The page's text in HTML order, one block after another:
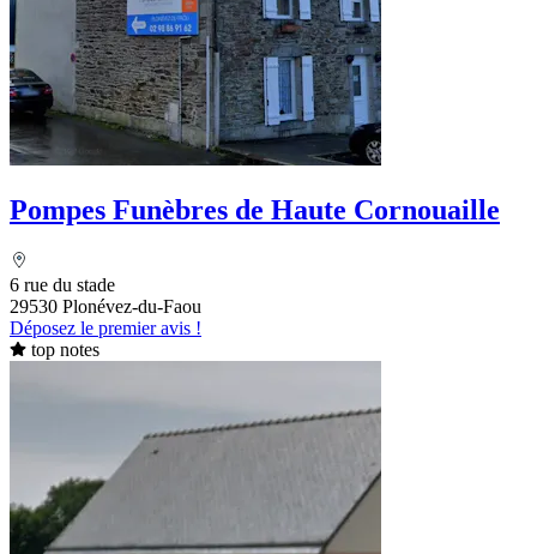
Pompes Funèbres de Haute Cornouaille
6 rue du stade
29530 Plonévez-du-Faou
Déposez le premier avis !
top notes